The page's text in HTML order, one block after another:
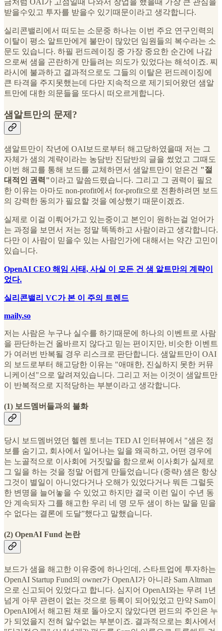
금처럼 OAI가 고점일때 나와서 창업을 했을때 가장 큰 관심을
받을수있고 투자를 받을수 있기때문이라고 생각합니다.
실리콘밸리에서 떠도는 소문중 하나는 이번 주요 연구인력의
이탈이 평소 알트만에게 불만이 많았던 임원들의 복수라는 소
문도 있습니다. 하필 펀드레이징 중 가장 중요한 순간에 나감
으로써 샘을 곤란하게 만들려는 의도가 있었다는 해석이죠. 찌
라시에 불과하고 결과적으로도 그들의 이탈은 펀드레이징에
큰 타격을 주지못했는데 다만 지속적으로 제기되어왔던 샘알
트만에 대한 의문들을 또다시 떠오르게합니다.
샘알트만의 문제?
샘알트만이 작년에 OAI보드로부터 해고당하였을때 저는 그
자체가 샘의 계략이라는 농담반 진담반의 글을 썼었고 그때도
이번 해고를 통해 보드를 교체하면서 샘알트만이 얻은건 "절
대적인 권력"이라고 말씀드렸습니다. 그리고 그 권력이 필요
한 이유는 아마도 non-profit에서 for-profit으로 전환하려면 보드
의 강력한 동의가 필요할 것을 예상했기 때문이겠죠.
실제로 이걸 이뤄어가고 있는중이고 본인이 원하는걸 얻어가
는 과정을 보면서 저는 정말 똑똑하고 사람이라고 생각합니다.
다만 이 사람이 믿을수 있는 사람인가에 대해서는 약간 고민이
있습니다.
OpenAI CEO 해임 사태, 사실 이 모든 건 샘 알트만의 계략이
었다.
실리콘밸리 VC가 본 이 주의 트렌드
maily.so
저는 사람은 누구나 실수를 하기때문에 하나의 이벤트로 사람
을 판단하는건 올바르지 않다고 믿는 편이지만, 비슷한 이벤트
가 여러번 반복될 경우 리스크로 판단합니다. 샘알트만이 OAI
의 보드로부터 해고당한 이유는 "애매한, 진실하지 못한 커뮤
니케이션"으로 알려져있습니다. 그리고 저는 이것이 샘알트만
이 반복적으로 지적당하는 부분이라고 생각합니다.
(1) 보드멤버들과의 불화
당시 보드멤버였던 헬렌 토너는 TED AI 인터뷰에서 "샘은 정
보를 숨기고, 회사에서 일어나는 일을 왜곡하고, 어떤 경우에
는 노골적으로 이사회에 거짓말을 함으로써 이사회가 실제로
그 일을 하는 것을 정말 어렵게 만들었습니다 (중략) 샘은 항상
그것이 별일이 아니었다거나 오해가 있었다거나 뭐든 그럴듯
한 변명을 늘어놓을 수 있었고 하지만 결국 이런 일이 수년 동
안 계속되자 그를 해고한 우리 네 명 모두 샘이 하는 말을 믿을
수 없다는 결론에 도달”했다고 말했습니다.
(2) OpenAI Fund 논란
보드가 샘을 해고한 이유중에 하나인데, 스타트업에 투자하는
OpenAI Startup Fund의 owner가 OpenAI가 아니라 Sam Altman
으로 신고되어 있었다고 합니다. 심지어 OpenAI와는 무려 1년
넘게 아무 관련이 없는 것으로 등록이 되어있었고 만약 Sam이
OpenAI에서 해고된 채로 돌아오지 않았다면 펀드의 주인은 누
가 되었을지 전혀 알수없는 부분이죠. 결과적으로는 회사에서